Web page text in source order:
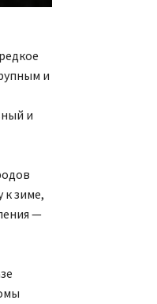
и
и
зиме,
—